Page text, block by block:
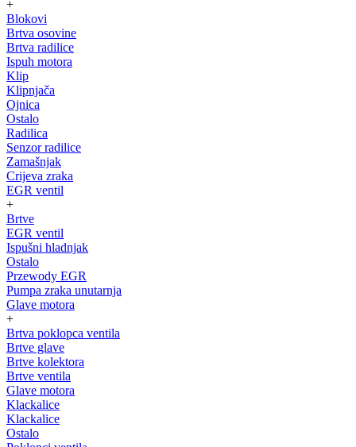
+
Blokovi
Brtva osovine
Brtva radilice
Ispuh motora
Klip
Klipnjača
Ojnica
Ostalo
Radilica
Senzor radilice
Zamašnjak
Crijeva zraka
EGR ventil
+
Brtve
EGR ventil
Ispušni hladnjak
Ostalo
Przewody EGR
Pumpa zraka unutarnja
Glave motora
+
Brtva poklopca ventila
Brtve glave
Brtve kolektora
Brtve ventila
Glave motora
Klackalice
Klackalice
Ostalo